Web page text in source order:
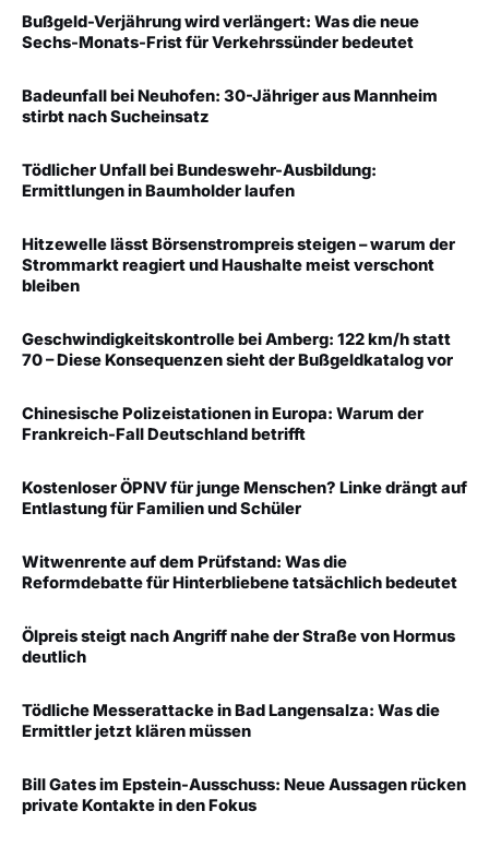
Bußgeld-Verjährung wird verlängert: Was die neue
Sechs-Monats-Frist für Verkehrssünder bedeutet
Badeunfall bei Neuhofen: 30-Jähriger aus Mannheim
stirbt nach Sucheinsatz
Tödlicher Unfall bei Bundeswehr-Ausbildung:
Ermittlungen in Baumholder laufen
Hitzewelle lässt Börsenstrompreis steigen – warum der
Strommarkt reagiert und Haushalte meist verschont
bleiben
Geschwindigkeitskontrolle bei Amberg: 122 km/h statt
70 – Diese Konsequenzen sieht der Bußgeldkatalog vor
Chinesische Polizeistationen in Europa: Warum der
Frankreich-Fall Deutschland betrifft
Kostenloser ÖPNV für junge Menschen? Linke drängt auf
Entlastung für Familien und Schüler
Witwenrente auf dem Prüfstand: Was die
Reformdebatte für Hinterbliebene tatsächlich bedeutet
Ölpreis steigt nach Angriff nahe der Straße von Hormus
deutlich
Tödliche Messerattacke in Bad Langensalza: Was die
Ermittler jetzt klären müssen
Bill Gates im Epstein-Ausschuss: Neue Aussagen rücken
private Kontakte in den Fokus